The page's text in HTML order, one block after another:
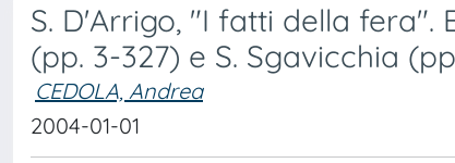
S. D'Arrigo, "I fatti della fera".
(pp. 3-327) e S. Sgavicchia
CEDOLA, Andrea
2004-01-01